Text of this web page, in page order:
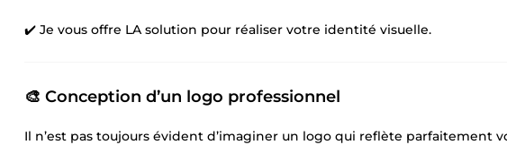
✔️ Je vous offre LA solution pour réaliser votre identité visuelle.
🎨 Conception d’un logo professionnel
Il n’est pas toujours évident d’imaginer un logo qui reflète parfaitement